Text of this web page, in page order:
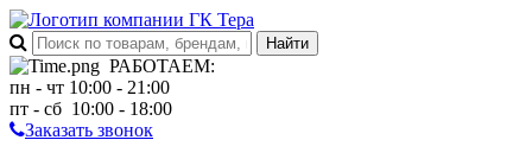
РАБОТАЕМ:
пн - чт 10:00 - 21:00
пт - сб 10:00 - 18:00
Заказать звонок